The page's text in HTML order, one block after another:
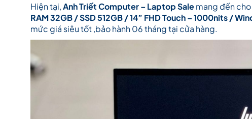
Hiện tại,Anh Triết Computer – Laptop Salemang đến
RAM 32GB / SSD 512GB / 14” FHD Touch – 1000nits /
mức giá siêu tốt ,bảo hành 06 tháng tại cửa hàng.